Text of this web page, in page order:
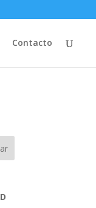
Contacto
D